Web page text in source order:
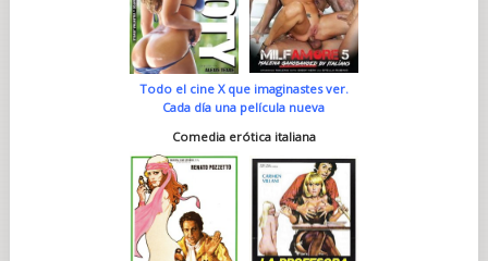
Todo el cine X que imaginastes ver.
Cada día una película nueva
Comedia erótica italiana